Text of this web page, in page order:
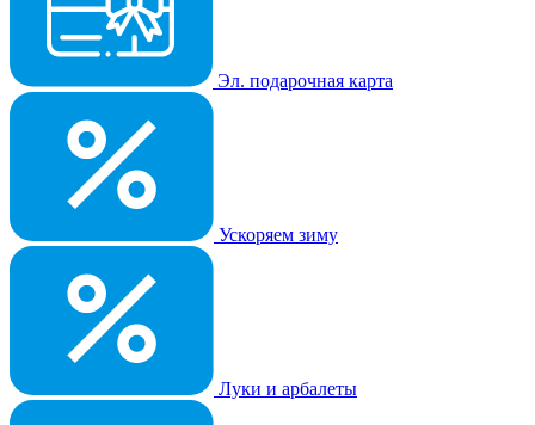
Эл. подарочная карта
Ускоряем зиму
Луки и арбалеты